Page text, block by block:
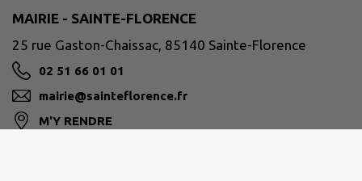
MAIRIE - SAINTE-FLORENCE
25 rue Gaston-Chaissac, 85140 Sainte-Florence
02 51 66 01 01
mairie@sainteflorence.fr
M'Y RENDRE